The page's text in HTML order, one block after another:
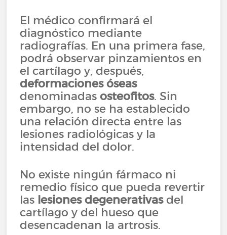
El médico confirmará el
diagnóstico mediante
radiografías. En una primera fase,
podrá observar pinzamientos en
el cartílago y, después,
deformaciones óseas
denominadasosteofitos. Sin
embargo, no se ha establecido
una relación directa entre las
lesiones radiológicas y la
intensidad del dolor.
No existe ningún fármaco ni
remedio físico que pueda revertir
las lesiones degenerativasdel
cartílago y del hueso que
desencadenan la artrosis.